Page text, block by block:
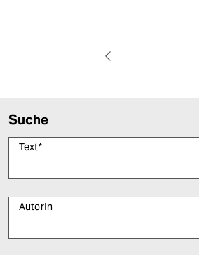
Suche
Text*
AutorIn